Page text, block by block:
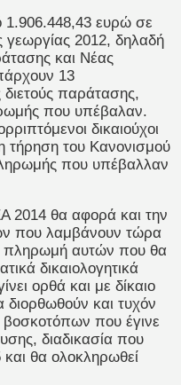
1.906.448,43 ευρώ σε
γεωργίας 2012, δηλαδή
και Νέας
13
διετούς παράτασης,
που υπέβαλαν.
δικαιούχοι
τήρηση του Κανονισμού
που υπέβαλλαν
2014 θα αφορά και την
που λαμβάνουν τώρα
πληρωμή αυτών που θα
δικαιολογητικά
ορθά και με δίκαιο
και τυχόν
που έγινε
διαδικασία που
και θα ολοκληρωθεί